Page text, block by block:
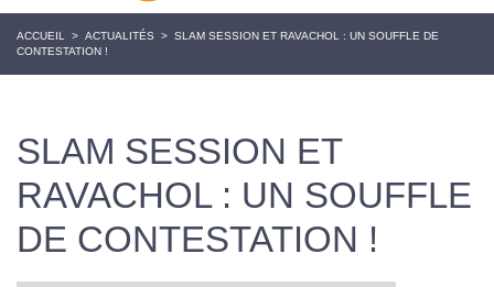
ACCUEIL > ACTUALITÉS > SLAM SESSION ET RAVACHOL : UN SOUFFLE DE
CONTESTATION !
SLAM SESSION ET
RAVACHOL : UN SOUFFLE
DE CONTESTATION !